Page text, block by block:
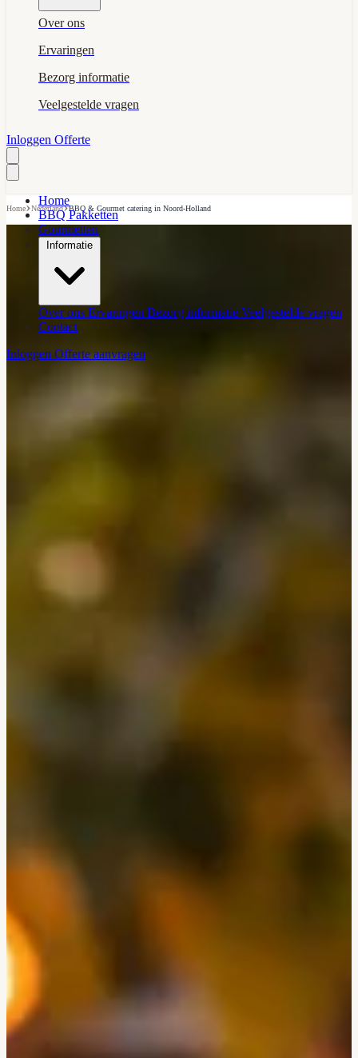
Over ons
Ervaringen
Bezorg informatie
Veelgestelde vragen
Inloggen Offerte
Home
BBQ Pakketten
Gourmetten
Informatie
Over ons Ervaringen Bezorg informatie Veelgestelde vragen
Contact
Inloggen Offerte aanvragen
Home›Nederland›BBQ & Gourmet catering in Noord-Holland